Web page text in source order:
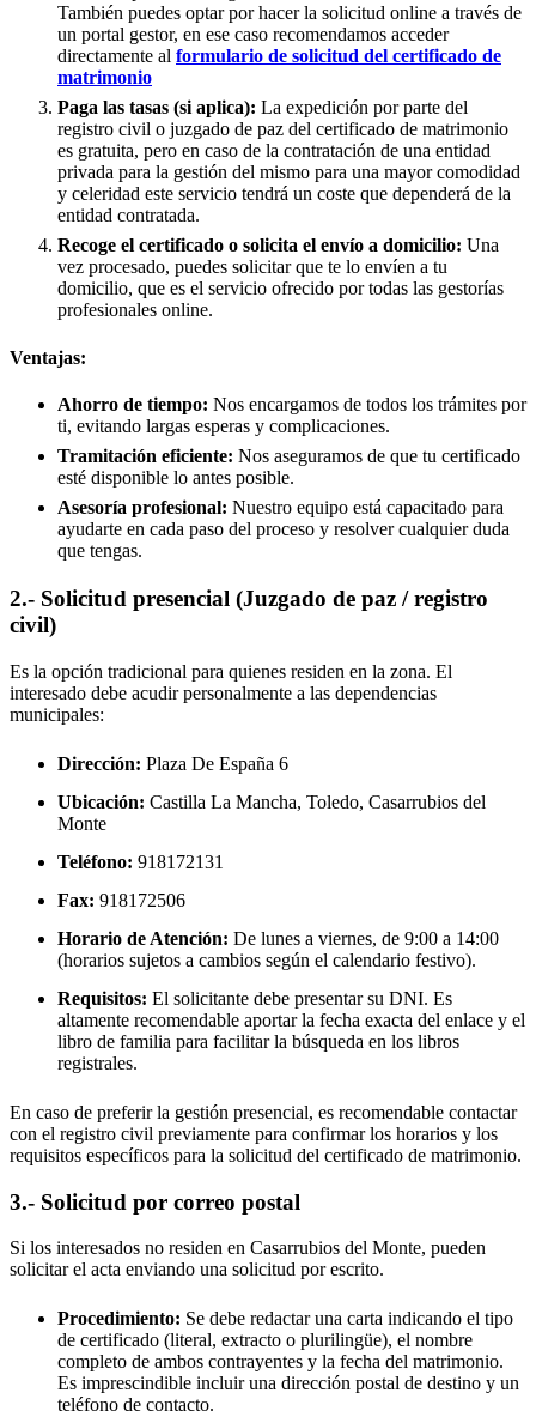
También puedes optar por hacer la solicitud online a través de
un portal gestor, en ese caso recomendamos acceder
directamente al formulario de solicitud del certificado de
matrimonio
Paga las tasas (si aplica): La expedición por parte del
registro civil o juzgado de paz del certificado de matrimonio
es gratuita, pero en caso de la contratación de una entidad
privada para la gestión del mismo para una mayor comodidad
y celeridad este servicio tendrá un coste que dependerá de la
entidad contratada.
Recoge el certificado o solicita el envío a domicilio: Una
vez procesado, puedes solicitar que te lo envíen a tu
domicilio, que es el servicio ofrecido por todas las gestorías
profesionales online.
Ventajas:
Ahorro de tiempo: Nos encargamos de todos los trámites por
ti, evitando largas esperas y complicaciones.
Tramitación eficiente: Nos aseguramos de que tu certificado
esté disponible lo antes posible.
Asesoría profesional: Nuestro equipo está capacitado para
ayudarte en cada paso del proceso y resolver cualquier duda
que tengas.
2.- Solicitud presencial (Juzgado de paz / registro
civil)
Es la opción tradicional para quienes residen en la zona. El
interesado debe acudir personalmente a las dependencias
municipales:
Dirección: Plaza De España 6
Ubicación: Castilla La Mancha, Toledo, Casarrubios del
Monte
Teléfono: 918172131
Fax: 918172506
Horario de Atención: De lunes a viernes, de 9:00 a 14:00
(horarios sujetos a cambios según el calendario festivo).
Requisitos: El solicitante debe presentar su DNI. Es
altamente recomendable aportar la fecha exacta del enlace y el
libro de familia para facilitar la búsqueda en los libros
registrales.
En caso de preferir la gestión presencial, es recomendable contactar
con el registro civil previamente para confirmar los horarios y los
requisitos específicos para la solicitud del certificado de matrimonio.
3.- Solicitud por correo postal
Si los interesados no residen en Casarrubios del Monte, pueden
solicitar el acta enviando una solicitud por escrito.
Procedimiento: Se debe redactar una carta indicando el tipo
de certificado (literal, extracto o plurilingüe), el nombre
completo de ambos contrayentes y la fecha del matrimonio.
Es imprescindible incluir una dirección postal de destino y un
teléfono de contacto.